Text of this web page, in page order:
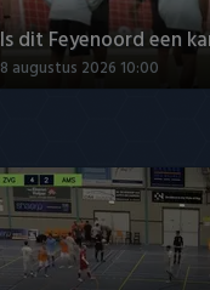
Is dit Feyenoord een
8 augustus 2026 10:00